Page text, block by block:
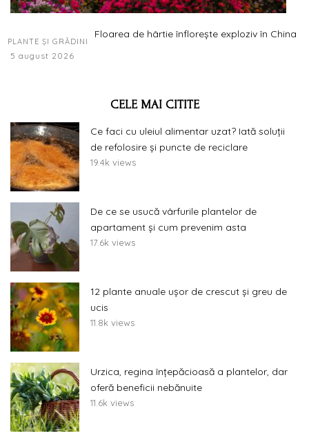
PLANTE ȘI GRĂDINI
Floarea de hârtie înflorește exploziv în China
5 august 2026
CELE MAI CITITE
Ce faci cu uleiul alimentar uzat? Iată soluții
de refolosire și puncte de reciclare
19.4k views
De ce se usucă vârfurile plantelor de
apartament și cum prevenim asta
17.6k views
12 plante anuale ușor de crescut și greu de
ucis
11.8k views
Urzica, regina înțepăcioasă a plantelor, dar
oferă beneficii nebănuite
11.6k views